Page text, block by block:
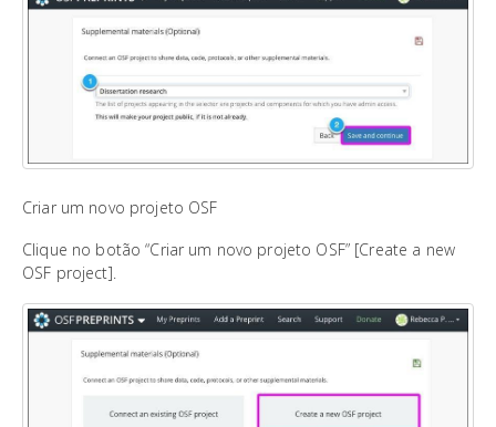
Criar um novo projeto OSF
Clique no botão “Criar um novo projeto OSF” [Create a new
OSF project].